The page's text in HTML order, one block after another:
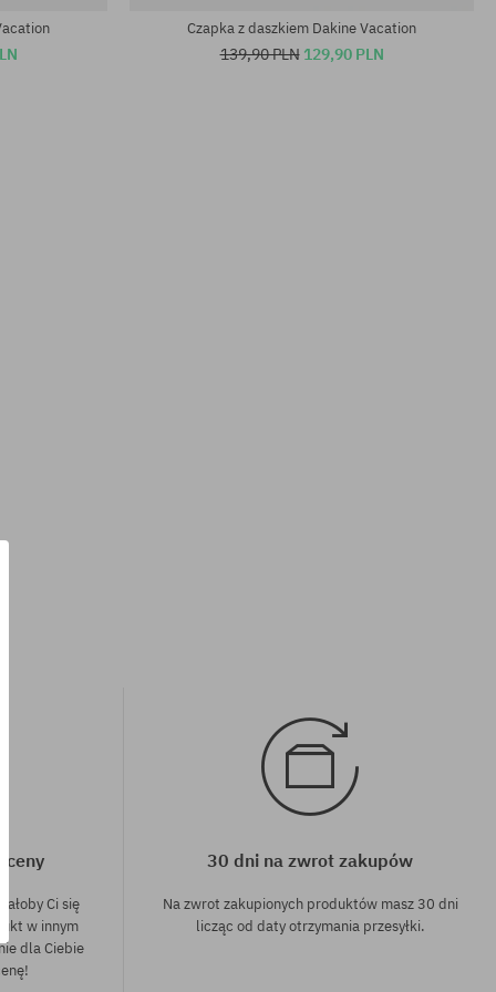
Czapka z daszkiem Dakine Vacation
139,90 PLN 129,90 PLN
ceny
Ci się
w innym
dla Ciebie
30 dni na zwrot zakupów
Na zwrot zakupionych produktów masz 30 dni
licząc od daty otrzymania przesyłki.